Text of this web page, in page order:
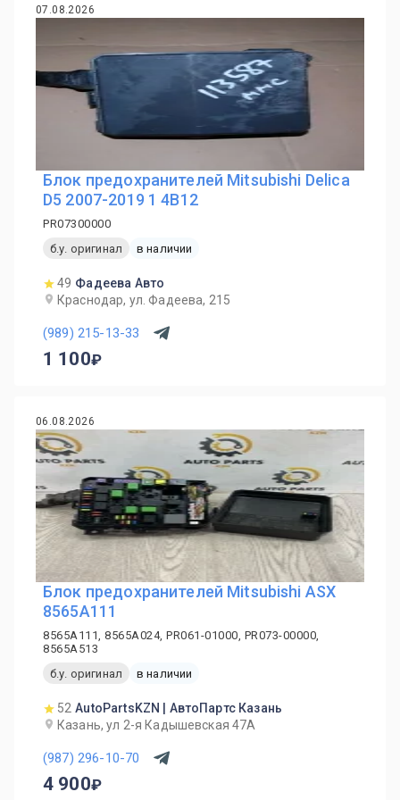
07.08.2026
Блок предохранителей Mitsubishi Delica
D5 2007-2019 1 4B12
PR07300000
б.у. оригинал
в наличии
49 Фадеева Авто
Краснодар, ул. Фадеева, 215
(989) 215-13-33
1 100
06.08.2026
Блок предохранителей Mitsubishi ASX
8565A111
8565A111, 8565A024, PR061-01000, PR073-00000,
8565A513
б.у. оригинал
в наличии
52 AutoPartsKZN | АвтоПартс Казань
Казань, ул 2-я Кадышевская 47А
(987) 296-10-70
4 900